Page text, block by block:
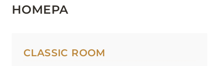
НОМЕРА
CLASSIC ROOM